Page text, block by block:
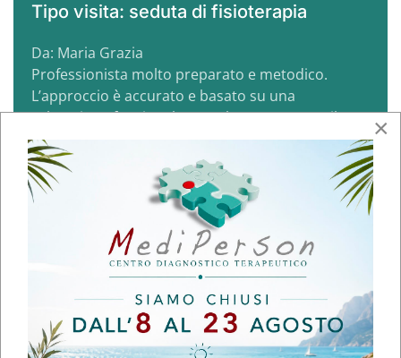
Tipo visita: seduta di fisioterapia
Da: Maria Grazia
Professionista molto preparato e metodico.
L’approccio è accurato e basato su una
valutazione funzionale completa: non tratta il
sintomo in modo isolato, ma individua la causa
primaria del disturbo e le relative compensazioni.
Il trattamento è mirato, efficace e spiegato con
chiarezza, con benefici percepibili già dopo poche
Consiglio vivamente per competenza, precisione
e impostazione clinica.
Voto 5 su 5 | Appuntamento verificato | Data recensione: 5
febbraio 2026
×